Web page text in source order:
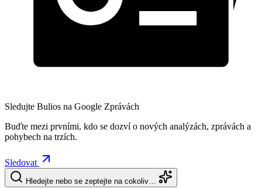
Sledujte Bulios na Google Zprávách
Buďte mezi prvními, kdo se dozví o nových analýzách, zprávách a
pohybech na trzích.
Sledovat
Hledejte nebo se zeptejte na cokoliv…